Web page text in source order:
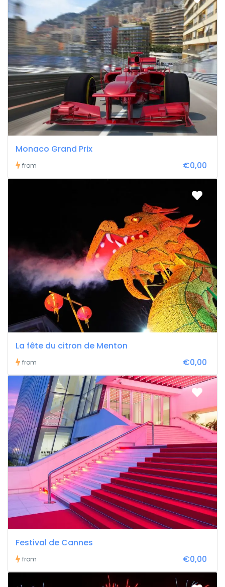
Monaco Grand Prix
from €0,00
La fête du citron de Menton
from €0,00
Festival de Cannes
from €0,00